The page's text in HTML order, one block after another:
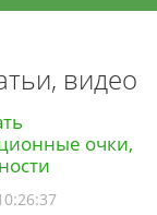
видео
очки,